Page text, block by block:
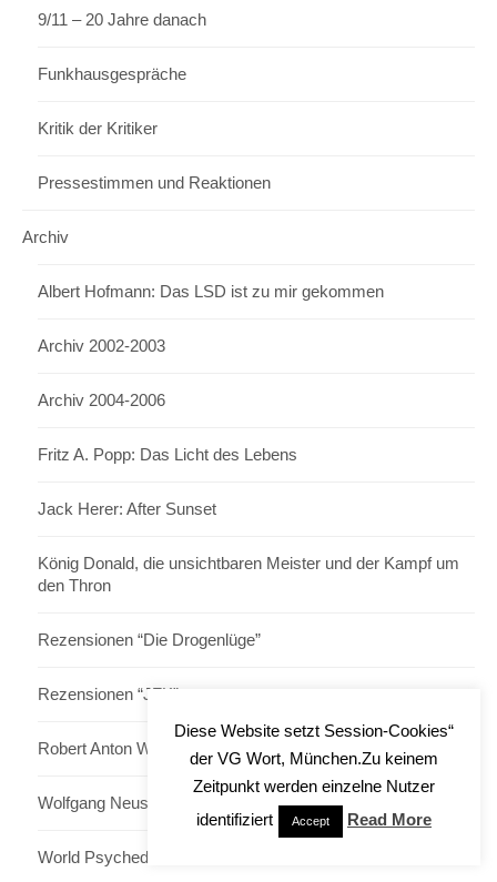
9/11 – 20 Jahre danach
Funkhausgespräche
Kritik der Kritiker
Pressestimmen und Reaktionen
Archiv
Albert Hofmann: Das LSD ist zu mir gekommen
Archiv 2002-2003
Archiv 2004-2006
Fritz A. Popp: Das Licht des Lebens
Jack Herer: After Sunset
König Donald, die unsichtbaren Meister und der Kampf um
den Thron
Rezensionen “Die Drogenlüge”
Rezensionen “JFK”
Robert Anton Wilson: Alles unter Kontrolle
Wolfgang Neuss: Neuss Deutschland
World Psychedelic Forum, Basel
Diese Website setzt Session-Cookies“
der VG Wort, München.Zu keinem
Zeitpunkt werden einzelne Nutzer
identifiziert
Accept Read More